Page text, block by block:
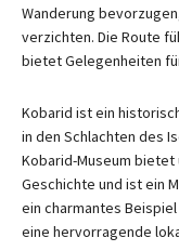
Wanderung
verzichten. Die Route
bietet Gelegenheiten
Kobarid ist ein
in den Schlachten des
Kobarid-Museum
Geschichte und ist ein
ein charmantes
eine hervorragende